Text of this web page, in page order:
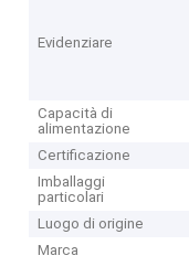
Evidenziare
Capacità di
alimentazione
Certificazione
Imballaggi
particolari
Luogo di origine
Marca